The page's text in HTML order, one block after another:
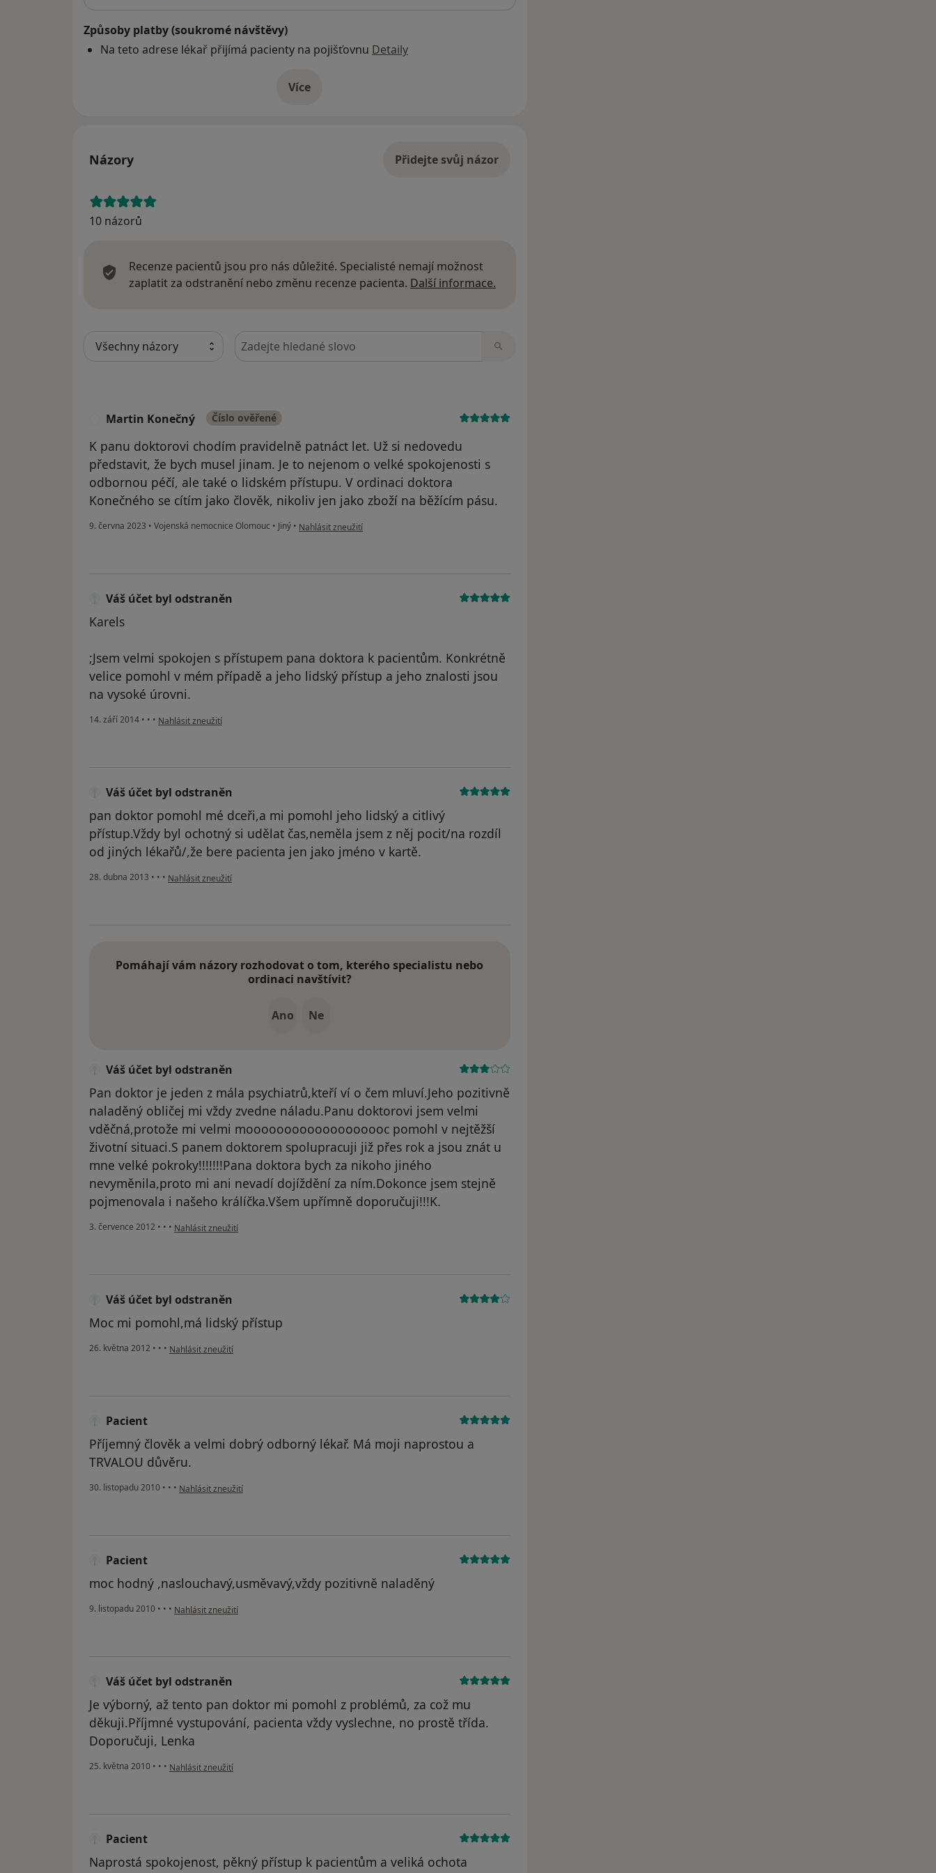
Způsoby platby (soukromé návštěvy)
Na teto adrese lékař přijímá pacienty na pojišťovnu Detaily
Víceo adrese
Názory Přidejte svůj názor
10 názorů
Recenze pacientů jsou pro nás důležité. Specialisté nemají možnost
zaplatit za odstranění nebo změnu recenze pacienta. Další informace.
Hledejte v názorech
Martin Konečný Číslo ověřené
K panu doktorovi chodím pravidelně patnáct let. Už si nedovedu
představit, že bych musel jinam. Je to nejenom o velké spokojenosti s
odbornou péčí, ale také o lidském přístupu. V ordinaci doktora
Konečného se cítím jako člověk, nikoliv jen jako zboží na běžícím pásu.
9. června 2023 • Vojenská nemocnice Olomouc • Jiný • podle názoru uživatele Martin Konečný
Nahlásit zneužití
Váš účet byl odstraněn
Karels
;Jsem velmi spokojen s přístupem pana doktora k pacientům. Konkrétně
velice pomohl v mém případě a jeho lidský přístup a jeho znalosti jsou
na vysoké úrovni.
14. září 2014 • • • podle názoru uživatele Váš účet byl odstraněn
Nahlásit zneužití
Váš účet byl odstraněn
pan doktor pomohl mé dceři,a mi pomohl jeho lidský a citlivý
přístup.Vždy byl ochotný si udělat čas,neměla jsem z něj pocit/na rozdíl
od jiných lékařů/,že bere pacienta jen jako jméno v kartě.
28. dubna 2013 • • • podle názoru uživatele Váš účet byl odstraněn
Nahlásit zneužití
Pomáhají vám názory rozhodovat o tom, kterého specialistu nebo
ordinaci navštívit?
Ano Ne
Váš účet byl odstraněn
Pan doktor je jeden z mála psychiatrů,kteří ví o čem mluví.Jeho pozitivně
naladěný obličej mi vždy zvedne náladu.Panu doktorovi jsem velmi
vděčná,protože mi velmi mooooooooooooooooooc pomohl v nejtěžší
životní situaci.S panem doktorem spolupracuji již přes rok a jsou znát u
mne velké pokroky!!!!!!!Pana doktora bych za nikoho jiného
nevyměnila,proto mi ani nevadí dojíždění za ním.Dokonce jsem stejně
pojmenovala i našeho králíčka.Všem upřímně doporučuji!!!K.
3. července 2012 • • • podle názoru uživatele Váš účet byl odstraněn
Nahlásit zneužití
Váš účet byl odstraněn
Moc mi pomohl,má lidský přístup
26. května 2012 • • • podle názoru uživatele Váš účet byl odstraněn
Nahlásit zneužití
Pacient
Příjemný člověk a velmi dobrý odborný lékař. Má moji naprostou a
TRVALOU důvěru.
30. listopadu 2010 • • • podle názoru uživatele Pacient
Nahlásit zneužití
Pacient
moc hodný ,naslouchavý,usměvavý,vždy pozitivně naladěný
9. listopadu 2010 • • • podle názoru uživatele Pacient
Nahlásit zneužití
Váš účet byl odstraněn
Je výborný, až tento pan doktor mi pomohl z problémů, za což mu
děkuji.Příjmné vystupování, pacienta vždy vyslechne, no prostě třída.
Doporučuji, Lenka
25. května 2010 • • • podle názoru uživatele Váš účet byl odstraněn
Nahlásit zneužití
Pacient
Naprostá spokojenost, pěkný přístup k pacientům a veliká ochota